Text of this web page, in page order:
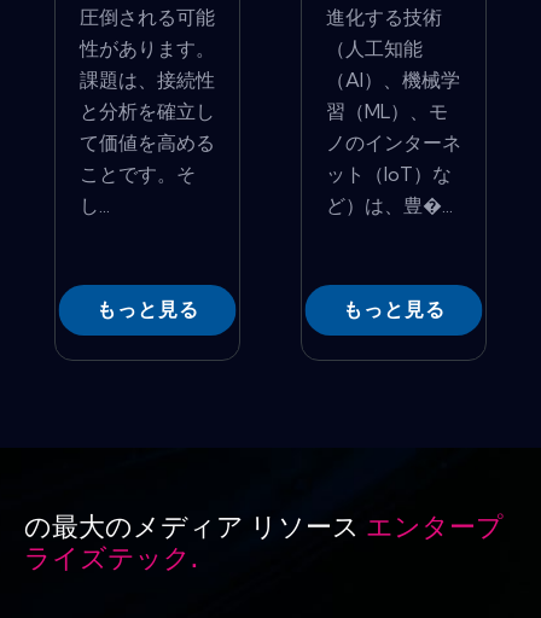
圧倒される可能
性があります。
課題は、接続性
と分析を確立し
て価値を高める
ことです。そ
し...
もっと見る
進化する技術
（人工知能
（AI）、機械学
習（ML）、モ
ノのインターネ
ット（IoT）な
ど）は、豊�...
もっと見る
の最大のメディア リソース エンタープ
ライズテック.